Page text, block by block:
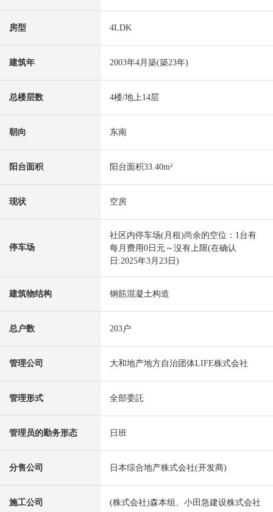
房型 4LDK
建筑年 2003年4月築(築23年)
总楼层数 4楼/地上14层
朝向 东南
阳台面积 阳台面积33.40m²
现状 空房
停车场
社区内停车场(月租)尚余的空位：1台有
每月费用0日元～沒有上限(在确认
日:2025年3月23日)
建筑物结构 钢筋混凝土构造
总户数 203户
管理公司 大和地产地方自治团体LIFE株式会社
管理形式 全部委託
管理员的勤务形态 日班
分售公司 日本综合地产株式会社(开发商)
施工公司 (株式会社)森本组、小田急建设株式会社